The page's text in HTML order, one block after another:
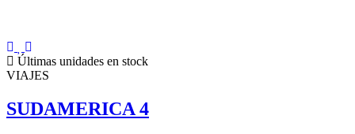
Últimas unidades en stock
VIAJES
SUDAMERICA 4